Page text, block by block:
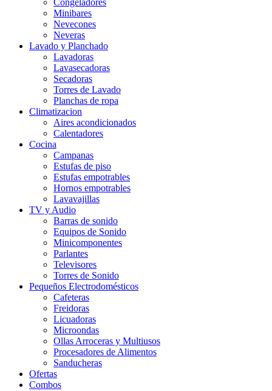
Congeladores
Minibares
Nevecones
Neveras
Lavado y Planchado
Lavadoras
Lavasecadoras
Secadoras
Torres de Lavado
Planchas de ropa
Climatizacion
Aires acondicionados
Calentadores
Cocina
Campanas
Estufas de piso
Estufas empotrables
Hornos empotrables
Lavavajillas
TV y Audio
Barras de sonido
Equipos de Sonido
Minicomponentes
Parlantes
Televisores
Torres de Sonido
Pequeños Electrodomésticos
Cafeteras
Freidoras
Licuadoras
Microondas
Ollas Arroceras y Multiusos
Procesadores de Alimentos
Sanducheras
Ofertas
Combos